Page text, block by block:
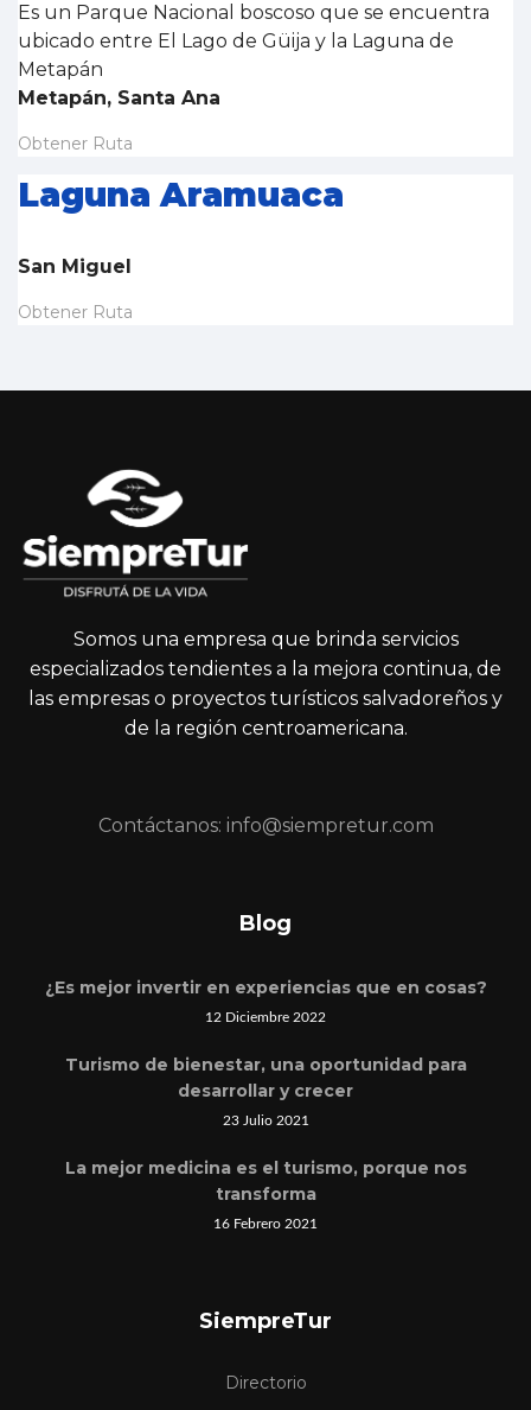
Es un Parque Nacional boscoso que se encuentra
ubicado entre El Lago de Güija y la Laguna de
Metapán
Metapán, Santa Ana
Obtener Ruta
Laguna Aramuaca
San Miguel
Obtener Ruta
Somos una empresa que brinda servicios
especializados tendientes a la mejora continua, de
las empresas o proyectos turísticos salvadoreños y
de la región centroamericana.
Contáctanos: info@siempretur.com
Blog
¿Es mejor invertir en experiencias que en cosas?
12 Diciembre 2022
Turismo de bienestar, una oportunidad para
desarrollar y crecer
23 Julio 2021
La mejor medicina es el turismo, porque nos
transforma
16 Febrero 2021
SiempreTur
Directorio